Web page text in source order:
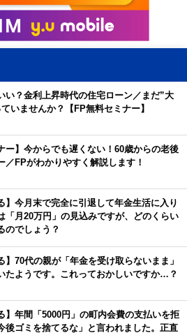
い？金利上昇時代の住宅ローン／まだ”大
いませんか？【FP無料セミナー】
ー】今からでも遅くない！60歳からの老後
／FPがわかりやすく解説します！
】今月末で完全に引退して年金生活に入り
「月20万円」の見込みですが、どのくらい
のでしょう？
】70代の親が「年金を受け取らないまま」
たようです。これっておかしいですか…？
】年間「5000円」の町内会費の支払いを拒
後ゴミを捨てるな」と言われました。正直